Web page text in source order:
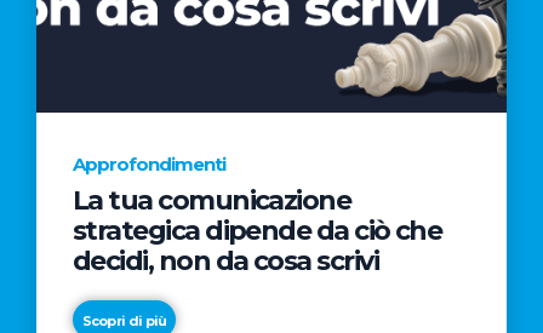
AL
CINEMA
NELLA
CAMPAGNA
REGISTA
PREMIO
OSCAR®
Approfondimenti
La tua comunicazione
strategica dipende da ciò che
decidi, non da cosa scrivi
Scopri di più